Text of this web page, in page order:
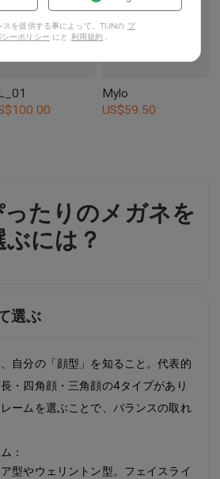
100.00
Mylo
US$59.50
たりのメガネを
ぶには？
選ぶ
自分の「顔型」を知ること。代表的
・四角顔・三角顔の4タイプがあり
ームを選ぶことで、バランスの取れ
：
型やウェリントン型。フェイスライ
スを提供する事によって、TIJNの プ
シーポリシー にと 利用規約